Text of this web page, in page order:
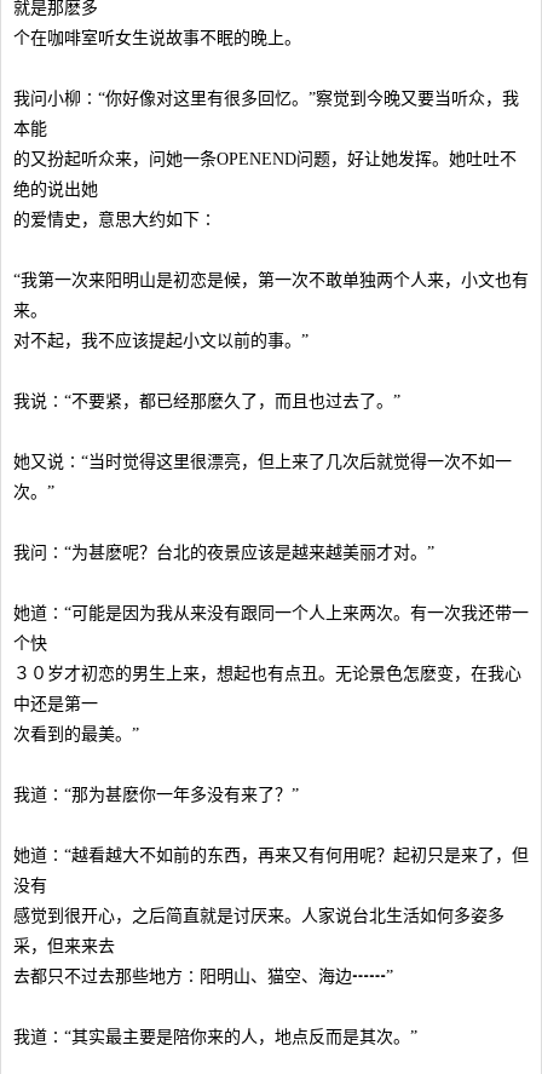
就是那麽多
个在咖啡室听女生说故事不眠的晚上。
我问小柳∶“你好像对这里有很多回忆。”察觉到今晚又要当听众，我
本能
的又扮起听众来，问她一条OPENEND问题，好让她发挥。她吐吐不
绝的说出她
的爱情史，意思大约如下∶
“我第一次来阳明山是初恋是候，第一次不敢单独两个人来，小文也有
来。
对不起，我不应该提起小文以前的事。”
我说∶“不要紧，都已经那麽久了，而且也过去了。”
她又说∶“当时觉得这里很漂亮，但上来了几次后就觉得一次不如一
次。”
我问∶“为甚麽呢？台北的夜景应该是越来越美丽才对。”
她道∶“可能是因为我从来没有跟同一个人上来两次。有一次我还带一
个快
３０岁才初恋的男生上来，想起也有点丑。无论景色怎麽变，在我心
中还是第一
次看到的最美。”
我道∶“那为甚麽你一年多没有来了？”
她道∶“越看越大不如前的东西，再来又有何用呢？起初只是来了，但
没有
感觉到很开心，之后简直就是讨厌来。人家说台北生活如何多姿多
采，但来来去
去都只不过去那些地方∶阳明山、猫空、海边┅┅”
我道∶“其实最主要是陪你来的人，地点反而是其次。”